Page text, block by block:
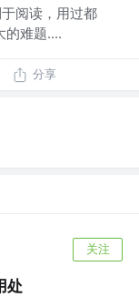
阅读，用过都
的难题....
分享
关注
处